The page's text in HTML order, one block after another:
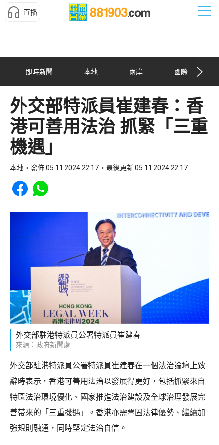
直播
即時新聞 本地 兩岸 國際
外交部特派員崔建春：香
港可善用法治 抓緊「三重
機遇」
本地 發佈 05.11.2024 22:17 最後更新 05.11.2024 22:17
Share to Facebook
Share to WhatsApp
外交部駐港特派員公署特派員崔建春
來源：政府新聞處
外交部駐港特派員公署特派員崔建春在一個法治論壇上致
辭時表示，香港可善用法治以發展得更好，包括抓緊來自
特區法治環境優化、國家推進法治建設及全球治理發展完
善帶來的「三重機遇」。香港亦需鞏固法律優勢、繼續加
強規則融通，同時堅定法治自信。